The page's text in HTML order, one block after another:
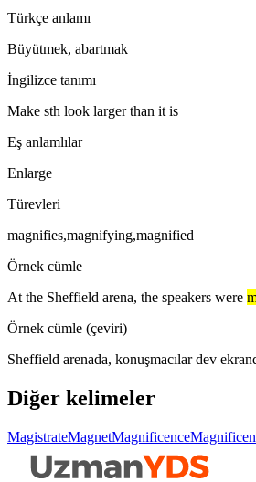
Türkçe anlamı
Büyütmek, abartmak
İngilizce tanımı
Make sth look larger than it is
Eş anlamlılar
Enlarge
Türevleri
magnifies,magnifying,magnified
Örnek cümle
At the Sheffield arena, the speakers were
Örnek cümle (çeviri)
Sheffield arenada, konuşmacılar dev
Diğer kelimeler
MagistrateMagnetMagnificence